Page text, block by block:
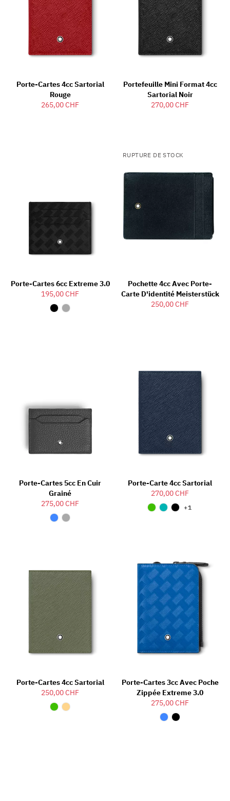
Porte-Cartes 4cc Sartorial
Rouge
265,00 CHF
Portefeuille Mini Format 4cc
Sartorial Noir
270,00 CHF
Porte-Cartes 6cc Extreme 3.0
195,00 CHF
RUPTURE DE STOCK
Pochette 4cc Avec Porte-
Carte D'identité Meisterstück
250,00 CHF
Porte-Cartes 5cc En Cuir
Grainé
275,00 CHF
Porte-Carte 4cc Sartorial
270,00 CHF
+1
Porte-Cartes 4cc Sartorial
250,00 CHF
Porte-Cartes 3cc Avec Poche
Zippée Extreme 3.0
275,00 CHF